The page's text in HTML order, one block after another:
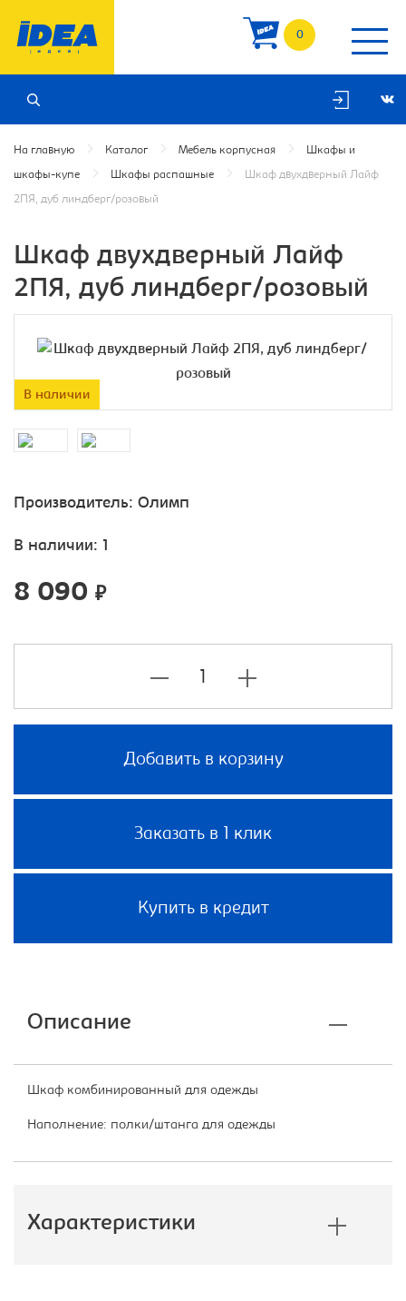
0
На главную Каталог Мебель корпусная Шкафы и
шкафы-купе Шкафы распашные Шкаф двухдверный Лайф
2ПЯ, дуб линдберг/розовый
Шкаф двухдверный Лайф
2ПЯ, дуб линдберг/розовый
В наличии
Производитель: Олимп
В наличии: 1
8 090 ₽
Добавить в корзину
Заказать в 1 клик
Купить в кредит
Описание
Шкаф комбинированный для одежды
Наполнение: полки/штанга для одежды
Характеристики